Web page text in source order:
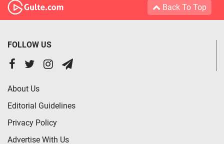
Back To Top
FOLLOW US
About Us
Editorial Guidelines
Privacy Policy
Advertise With Us